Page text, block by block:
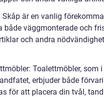
Skåp är en vanlig
både väggmonterade och
och andra
Toalettmöbler, som
erbjuder både
för att placera din tvål,